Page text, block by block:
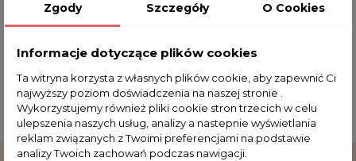
bez reszty oddać rozmowie lub ulubionej lekturze.
Komentarze (0)
Na razie nie dodano żadnej recenzji.
Zgody Szczegóły O Cookies
Informacje dotyczące plików cookies
Ta witryna korzysta z własnych plików cookie, aby zapewnić Ci
najwyższy poziom doświadczenia na naszej stronie .
Wykorzystujemy również pliki cookie stron trzecich w celu
ulepszenia naszych usług, analizy a nastepnie wyświetlania
reklam związanych z Twoimi preferencjami na podstawie
analizy Twoich zachowań podczas nawigacji.